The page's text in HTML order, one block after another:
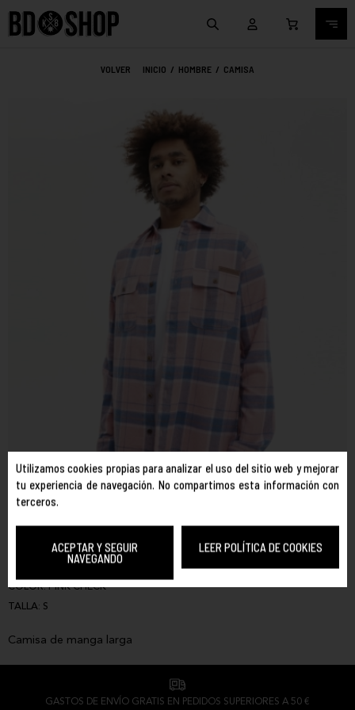
Utilizamos cookies propias para analizar el uso del sitio web y mejorar
tu experiencia de navegación. No compartimos esta información con
terceros.
ACEPTAR Y SEGUIR
NAVEGANDO
LEER POLÍTICA DE COOKIES
VOLVER INICIO / HOMBRE / CAMISA
FLAMINGO
HYDROPONIC REF. 8435445234692
COLOR:PINK CHECK
TALLA: S
Camisa de manga larga
GASTOS DE ENVÍO GRATIS EN PEDIDOS SUPERIORES A 50 €